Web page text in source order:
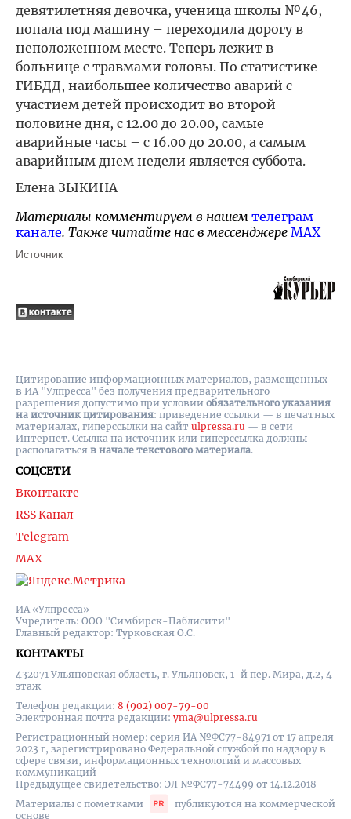
девятилетняя девочка, ученица школы №46,
попала под машину – переходила дорогу в
неположенном месте. Теперь лежит в
больнице с травмами головы. По статистике
ГИБДД, наибольшее количество аварий с
участием детей происходит во второй
половине дня, с 12.00 до 20.00, самые
аварийные часы – с 16.00 до 20.00, а самым
аварийным днем недели является суббота.
Елена ЗЫКИНА
Материалы комментируем в нашем телеграм-
канале. Также читайте нас в мессенджере MAX
Источник
ИА «Улпресса»
Учредитель: ООО "Симбирск-Паблисити"
Главный редактор: Турковская О.С.
КОНТАКТЫ
432071 Ульяновская область, г. Ульяновск, 1-й пер. Мира, д.2, 4
этаж
Телефон редакции: 8 (902) 007-79-00
Электронная почта редакции: yma@ulpressa.ru
Регистрационный номер: серия ИА №ФС77-84971 от 17 апреля
2023 г, зарегистрировано Федеральной службой по надзору в
сфере связи, информационных технологий и массовых
коммуникаций
Предыдущее свидетельство: ЭЛ №ФС77-74499 от 14.12.2018
Материалы с пометками
публикуются на коммерческой
основе
СОЦСЕТИ
Вконтакте
RSS Канал
Telegram
MAX
Цитирование информационных материалов, размещенных
в ИА "Улпресса" без получения предварительного
разрешения допустимо при условии обязательного указания
на источник цитирования: приведение ссылки — в печатных
материалах, гиперссылки на cайт ulpressa.ru — в сети
Интернет. Ссылка на источник или гиперссылка должны
располагаться в начале текстового материала.